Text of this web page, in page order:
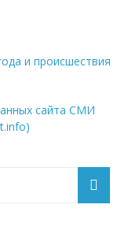
и происшествия
сайта СМИ